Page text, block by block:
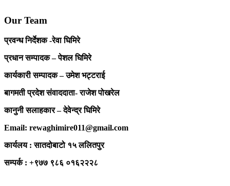
Our Team
प्रवन्ध निर्देशक -रेवा घिमिरे
प्रधान सम्पादक – पेशल घिमिरे
कार्यकारी सम्पादक – उमेश भट्टराई
बागमती प्रदेश संवाददाता- राजेश पोखरेल
कानुनी सलाहकार – देवेन्द्र घिमिरे
Email: rewaghimire011@gmail.com
कार्यलय : सातदोबाटो १५ ललितपुर
सम्पर्क : +९७७ ९८६ ०१६२२२८